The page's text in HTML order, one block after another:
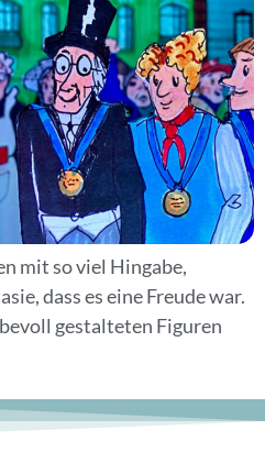
mit so viel Hingabe,
dass es eine Freude war.
gestalteten Figuren